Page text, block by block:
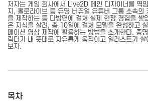
저자는 게임 회사에서 Live2D 메인 디자이너를 역
지, 홀로라이브 등 유명 버츄얼 유튜버 그룹 소속의
을 제작하는 등 다방면에 걸쳐 실제 현장 경험을 쌓
은 지식을 살려, 총 10일에 걸쳐 모델을 완성하고
메이션 영상 제작에 활용하는 방법을 소개한다. 증
릭터가 내 뜻대로 자유롭게 움직이고 일러스트가
보자.
목차